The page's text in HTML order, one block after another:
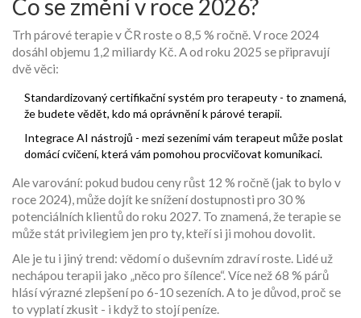
Co se změní v roce 2026?
Trh párové terapie v ČR roste o 8,5 % ročně. V roce 2024
dosáhl objemu 1,2 miliardy Kč. A od roku 2025 se připravují
dvě věci:
Standardizovaný certifikační systém pro terapeuty - to znamená,
že budete vědět, kdo má oprávnění k párové terapii.
Integrace AI nástrojů - mezi sezeními vám terapeut může poslat
domácí cvičení, která vám pomohou procvičovat komunikaci.
Ale varování: pokud budou ceny růst 12 % ročně (jak to bylo v
roce 2024), může dojít ke snížení dostupnosti pro 30 %
potenciálních klientů do roku 2027. To znamená, že terapie se
může stát privilegiem jen pro ty, kteří si ji mohou dovolit.
Ale je tu i jiný trend: vědomí o duševním zdraví roste. Lidé už
nechápou terapii jako „něco pro šílence“. Více než 68 % párů
hlásí výrazné zlepšení po 6-10 sezeních. A to je důvod, proč se
to vyplatí zkusit - i když to stojí peníze.